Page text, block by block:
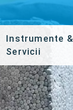
Instrumente &
Servicii